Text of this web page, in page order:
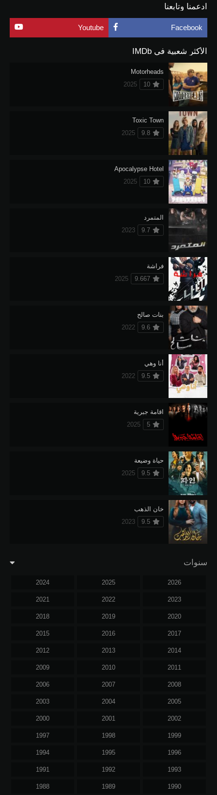
ادعمنا وتابعنا
Facebook
Youtube
الأكثر شعبية في IMDb
Motorheads
10
2025
Toxic Town
9.8
2025
Apocalypse Hotel
10
2025
المتمرد
9.7
2023
فراشة
9.667
2025
بنات صالح
9.6
2022
أنا وهي
9.5
2022
اقامة جبرية
5
2025
حياة وضيعة
9.5
2025
خان الذهب
9.5
2023
سنوات
2026
2025
2024
2023
2022
2021
2020
2019
2018
2017
2016
2015
2014
2013
2012
2011
2010
2009
2008
2007
2006
2005
2004
2003
2002
2001
2000
1999
1998
1997
1996
1995
1994
1993
1992
1991
1990
1989
1988